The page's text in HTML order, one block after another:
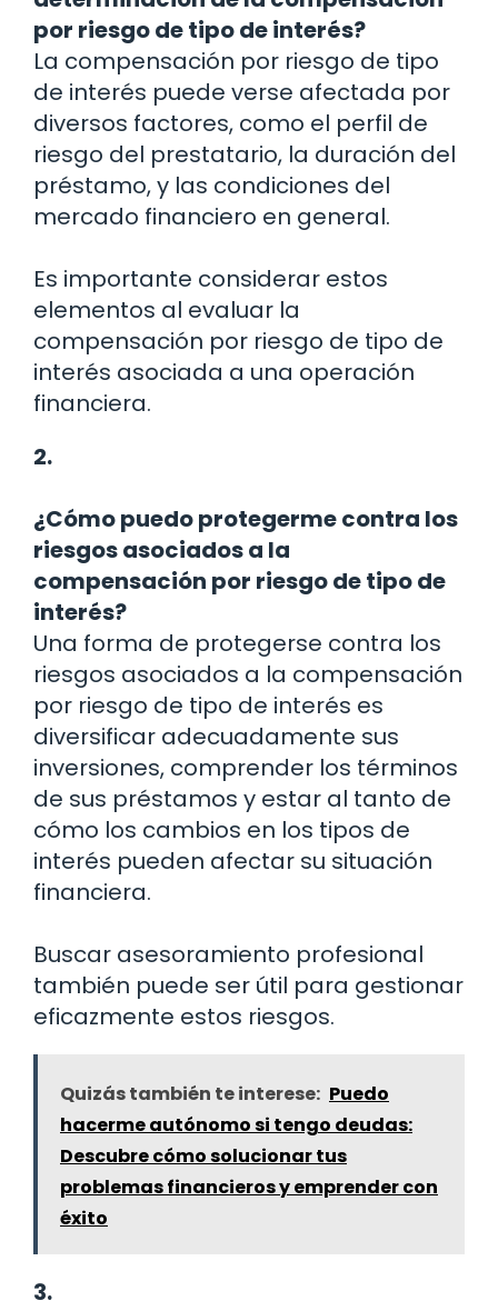
por riesgo de tipo de interés?
La compensación por riesgo de tipo
de interés puede verse afectada por
diversos factores, como el perfil de
riesgo del prestatario, la duración del
préstamo, y las condiciones del
mercado financiero en general.
Es importante considerar estos
elementos al evaluar la
compensación por riesgo de tipo de
interés asociada a una operación
financiera.
2.
¿Cómo puedo protegerme contra los
riesgos asociados a la
compensación por riesgo de tipo de
interés?
Una forma de protegerse contra los
riesgos asociados a la compensación
por riesgo de tipo de interés es
diversificar adecuadamente sus
inversiones, comprender los términos
de sus préstamos y estar al tanto de
cómo los cambios en los tipos de
interés pueden afectar su situación
financiera.
Buscar asesoramiento profesional
también puede ser útil para gestionar
eficazmente estos riesgos.
Quizás también te interese: Puedo
hacerme autónomo si tengo deudas:
Descubre cómo solucionar tus
problemas financieros y emprender con
éxito
3.